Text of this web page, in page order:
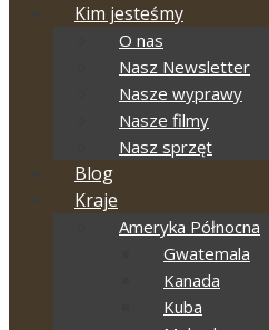
Kim jesteśmy
O nas
Nasz Newsletter
Nasze wyprawy
Nasze filmy
Nasz sprzęt
Blog
Kraje
Ameryka Północna
Gwatemala
Kanada
Kuba